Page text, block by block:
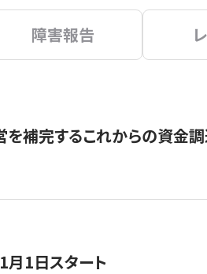
障害報告
補完するこれからの資金調
月1日スタート